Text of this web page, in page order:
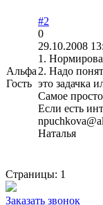
Альфа
Гость
#2
0
29.10.2008
1.
2. Надо
это задачка
Самое
Если есть
Наталья
Страницы: 1
Заказать звонок